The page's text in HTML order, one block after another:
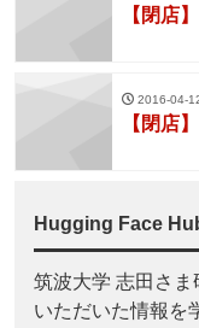
【閉店】
2016-04-
【閉店】
Hugging Face
筑波大学 志田さ
いただいた情報を